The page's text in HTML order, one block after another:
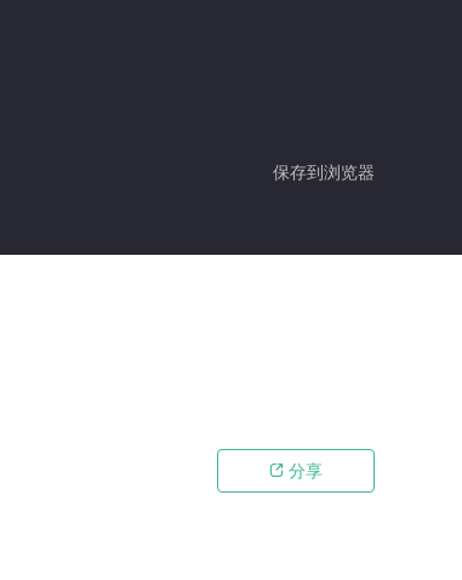
保存到浏览器
 分享